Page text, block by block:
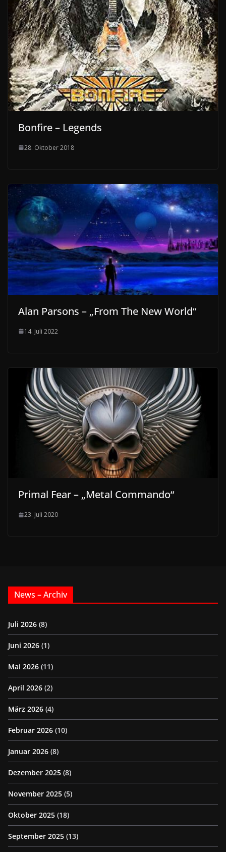
Bonfire – Legends
28. Oktober 2018
Alan Parsons – „From The New World“
14. Juli 2022
Primal Fear – „Metal Commando“
23. Juli 2020
News – Archiv
Juli 2026 (8)
Juni 2026 (1)
Mai 2026 (11)
April 2026 (2)
März 2026 (4)
Februar 2026 (10)
Januar 2026 (8)
Dezember 2025 (8)
November 2025 (5)
Oktober 2025 (18)
September 2025 (13)